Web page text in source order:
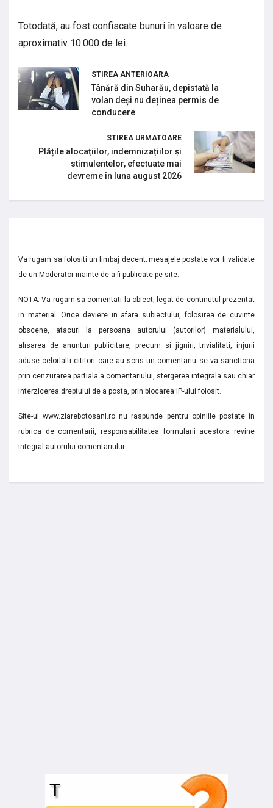
Totodată, au fost confiscate bunuri în valoare de
aproximativ 10.000 de lei.
STIREA ANTERIOARA
Tânără din Suharău, depistată la
volan deși nu deținea permis de
conducere
STIREA URMATOARE
Plățile alocațiilor, indemnizațiilor și
stimulentelor, efectuate mai
devreme în luna august 2026
Va rugam sa folositi un limbaj decent; mesajele postate vor fi validate
de un Moderator inainte de a fi publicate pe site.
NOTA: Va rugam sa comentati la obiect, legat de continutul prezentat
in material. Orice deviere in afara subiectului, folosirea de cuvinte
obscene, atacuri la persoana autorului (autorilor) materialului,
afisarea de anunturi publicitare, precum si jigniri, trivialitati, injurii
aduse celorlalti cititori care au scris un comentariu se va sanctiona
prin cenzurarea partiala a comentariului, stergerea integrala sau chiar
interzicerea dreptului de a posta, prin blocarea IP-ului folosit.
Site-ul www.ziarebotosani.ro nu raspunde pentru opiniile postate in
rubrica de comentarii, responsabilitatea formularii acestora revine
integral autorului comentariului.